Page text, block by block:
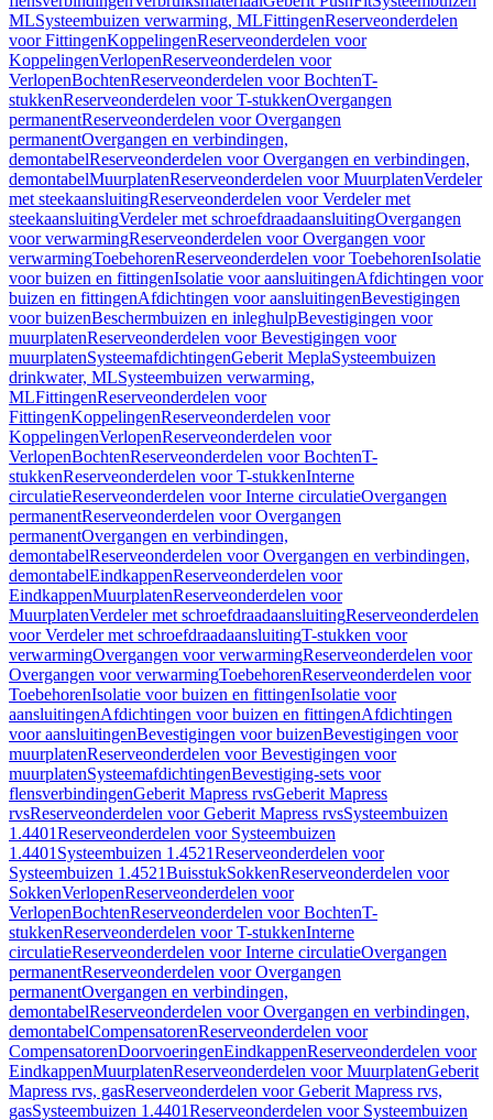
MLSysteembuizen verwarming, MLFittingenReserveonderdelen
voor FittingenKoppelingenReserveonderdelen voor
KoppelingenVerlopenReserveonderdelen voor
VerlopenBochtenReserveonderdelen voor BochtenT-
stukkenReserveonderdelen voor T-stukkenOvergangen
permanentReserveonderdelen voor Overgangen
permanentOvergangen en verbindingen,
demontabelReserveonderdelen voor Overgangen en verbindingen,
demontabelMuurplatenReserveonderdelen voor MuurplatenVerdeler
met steekaansluitingReserveonderdelen voor Verdeler met
steekaansluitingVerdeler met schroefdraadaansluitingOvergangen
voor verwarmingReserveonderdelen voor Overgangen voor
verwarmingToebehorenReserveonderdelen voor ToebehorenIsolatie
voor buizen en fittingenIsolatie voor aansluitingenAfdichtingen voor
buizen en fittingenAfdichtingen voor aansluitingenBevestigingen
voor buizenBeschermbuizen en inleghulpBevestigingen voor
muurplatenReserveonderdelen voor Bevestigingen voor
muurplatenSysteemafdichtingenGeberit MeplaSysteembuizen
drinkwater, MLSysteembuizen verwarming,
MLFittingenReserveonderdelen voor
FittingenKoppelingenReserveonderdelen voor
KoppelingenVerlopenReserveonderdelen voor
VerlopenBochtenReserveonderdelen voor BochtenT-
stukkenReserveonderdelen voor T-stukkenInterne
circulatieReserveonderdelen voor Interne circulatieOvergangen
permanentReserveonderdelen voor Overgangen
permanentOvergangen en verbindingen,
demontabelReserveonderdelen voor Overgangen en verbindingen,
demontabelEindkappenReserveonderdelen voor
EindkappenMuurplatenReserveonderdelen voor
MuurplatenVerdeler met schroefdraadaansluitingReserveonderdelen
voor Verdeler met schroefdraadaansluitingT-stukken voor
verwarmingOvergangen voor verwarmingReserveonderdelen voor
Overgangen voor verwarmingToebehorenReserveonderdelen voor
ToebehorenIsolatie voor buizen en fittingenIsolatie voor
aansluitingenAfdichtingen voor buizen en fittingenAfdichtingen
voor aansluitingenBevestigingen voor buizenBevestigingen voor
muurplatenReserveonderdelen voor Bevestigingen voor
muurplatenSysteemafdichtingenBevestiging-sets voor
flensverbindingenGeberit Mapress rvsGeberit Mapress
rvsReserveonderdelen voor Geberit Mapress rvsSysteembuizen
1.4401Reserveonderdelen voor Systeembuizen
1.4401 Systeembuizen 1.4521Reserveonderdelen voor
Systeembuizen 1.4521BuisstukSokkenReserveonderdelen voor
SokkenVerlopenReserveonderdelen voor
VerlopenBochtenReserveonderdelen voor BochtenT-
stukkenReserveonderdelen voor T-stukkenInterne
circulatieReserveonderdelen voor Interne circulatieOvergangen
permanentReserveonderdelen voor Overgangen
permanentOvergangen en verbindingen,
demontabelReserveonderdelen voor Overgangen en verbindingen,
demontabelCompensatorenReserveonderdelen voor
CompensatorenDoorvoeringenEindkappenReserveonderdelen voor
EindkappenMuurplatenReserveonderdelen voor MuurplatenGeberit
Mapress rvs, gasReserveonderdelen voor Geberit Mapress rvs,
gasSysteembuizen 1.4401Reserveonderdelen voor Systeembuizen